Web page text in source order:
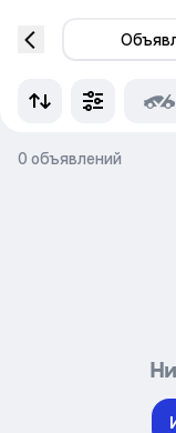
0 объявлений